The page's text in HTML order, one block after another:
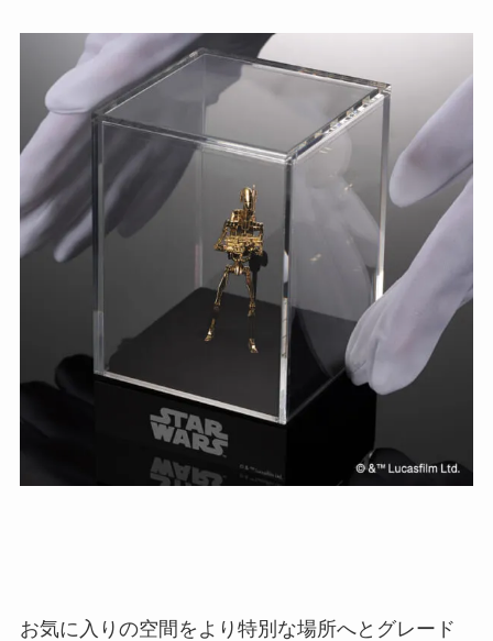
お気に入りの空間をより特別な場所へとグレード